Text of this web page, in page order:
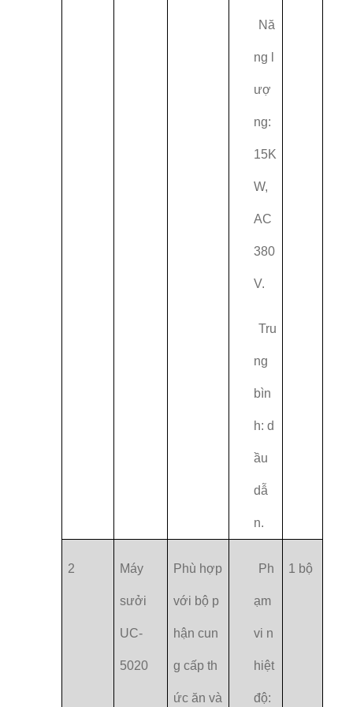
Nă
ng l
ượ
ng:
15K
W,
AC
380
V.
Tru
ng
bìn
h: d
ầu
dẫ
n.
2 Máy
sưởi
UC-
5020
Phù hợp
với bộ p
hận cun
g cấp th
ức ăn và
Ph
ạm
vi n
hiệt
độ:
1 bộ